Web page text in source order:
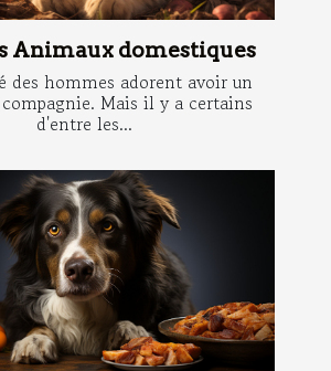
Animaux domestiques
des hommes adorent avoir un
Mais il y a certains
d'entre les...